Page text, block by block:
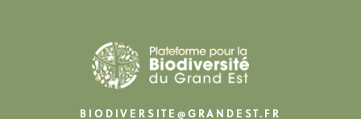
BIODIVERSITE@GRANDEST.FR